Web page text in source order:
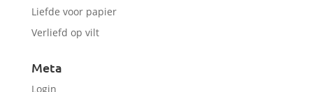
Liefde voor papier
Verliefd op vilt
Meta
Login